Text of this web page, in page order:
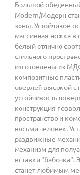
Большой
Modern/Модерн
зоны. Устойчивое
массивная ножка в
белый отлично
стильного
изготовлены из
композитные
оверлей высокой
устойчивость
конструкция
пространство и
восьми человек.
раздвижные
механизм для
вставки "бабочка".
станет любимым